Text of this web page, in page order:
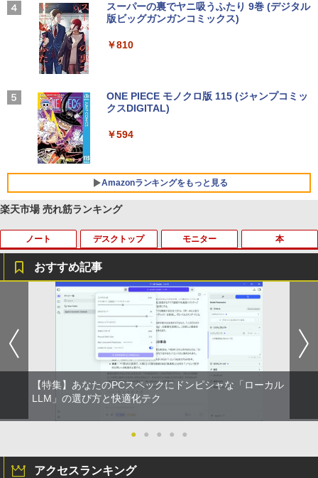
【2026年アップグレード版】AOKIMI ワイヤ
レスイヤホン bluetooth イヤホン V12 小型
るーとゅーす コードレス ENCノイズキャン
￥1,964
リング ANC 36時間再生
￥2,980
On My Road (Stadium ver.)
BUGS LIFE
by Amazon 炭酸水 ラベルレス 500ml ×24本
art Basic)
コカ・コーラ やかんの麦茶 from 爽健美茶 ラ
スーパーの裏でヤニ吸うふたり 9巻 (デジタル
版ビッグガンガンコミックス)
￥810
ONE PIECE モノクロ版 115 (ジャンプコミッ
クスDIGITAL)
￥594
Amazonランキングをもっと見る
楽天市場 売れ筋ランキング
ノート
【★最大100%ポイント】【新生活応援・
2026】【Office 2019 H&B】富士通 MU
937/Celeron 3865U/メモリ:4GB/8GB/S
SD:128GB/256GB/512GB/1TB/13.3型/
フルHD/wifi/HDMI/USB3.0/中古 ノート
パソコン/モバイルPC/Windows11
￥9,999
タブレットPC 中古パソコン Microsoft S
15Y メモリ 8GB SSD 128GB 10型 無線L
AN Wi-Fi 10インチ B5 本体 / 3ヶ月保証
デスクトップ
【マラソンセール期間中ポイント5倍】中
古デスクトップパソコン Core i7 第9世代
メモリ16GB M.2 SSD512GB DVD-ROM
DisplayPort DVI 省スペース Windows1
1 マウスコンピューター MPro-S201X 初
期設定済 すぐ使える 90日保証 送料無料
￥37,980
Dell OptiPlex 3070 SFF フルセット 21.
500 メモリ8GB/16GB SSD256GB Wind
ows 11 Pro WPS Office 2 無線Wi-Fi DV
モニター
HP モニター 21.5インチ P224 IPSパネル
フルHD HDMI DP VGA 中古ディスプレイ
￥7,700
中古 液晶モニター I-O DATA A241DW 2
DMI・アナログRGB対応｜スピーカー内
蔵｜PC・事務用ディスプレイ
￥8,800
本
職業訓練における指導の理論と実際 13訂
版 [ 職業訓練教材研究会 ]
￥4,950
ちいかわ なんか小さくてかわいいやつ 全
￥9,900
おすすめ記事
【特集】あなたのPCスペックにドンピシャな「ローカル
LLM」の選び方と快適化テク
● ● ● ● ●
アクセスランキング